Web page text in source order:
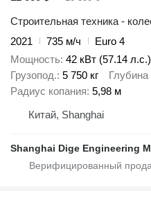
Строительная техника -
2021
735 м/ч
Euro 4
Мощность 42 кВт (57.14 л.с.)
Грузопод. 5 750 кг Глубина
Радиус копания 5,98 м
Китай, Shanghai
Shanghai Dige Engineering